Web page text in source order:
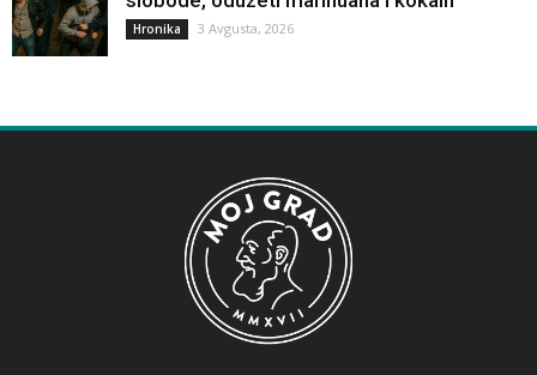
Hronika 3 Avgusta, 2026